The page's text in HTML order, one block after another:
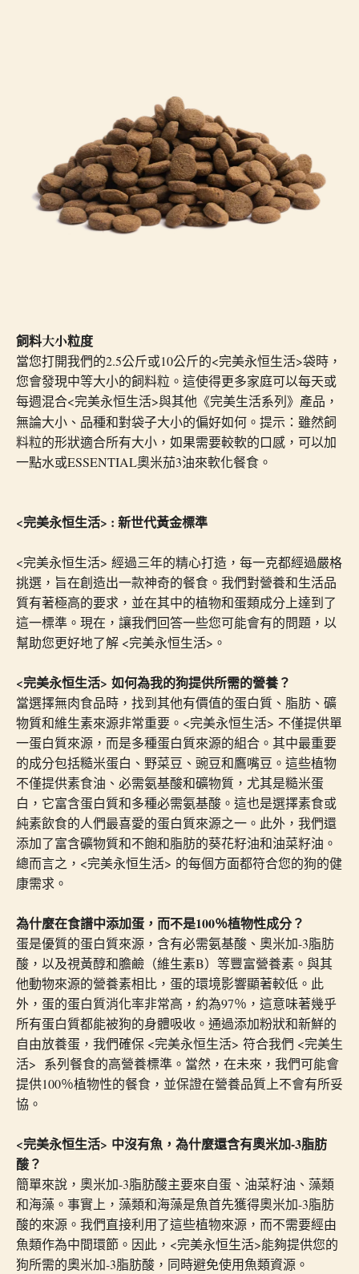
飼料大小粒度
當您打開我們的2.5公斤或10公斤的<完美永恒生活>袋時，
您會發現中等大小的飼料粒。這使得更多家庭可以每天或
每週混合<完美永恒生活>與其他 《完美生活系列》 產品 ，
無論大小、品種和對袋子大小的偏好如何。提示：雖然飼
料粒的形狀適合所有大小，如果需要較軟的口感，可以加
一點水或ESSENTIAL奧米茄3油來軟化餐食。
<完美永恒生活> : 新世代黃金標準
<完美永恒生活> 經過三年的精心打造，每一克都經過嚴格
挑選，旨在創造出一款神奇的餐食。我們對營養和生活品
質有著極高的要求，並在其中的植物和蛋類成分上達到了
這一標準。現在，讓我們回答一些您可能會有的問題，以
幫助您更好地了解 <完美永恒生活>。
<完美永恒生活> 如何為我的狗提供所需的營養？
當選擇無肉食品時，找到其他有價值的蛋白質、脂肪、礦
物質和維生素來源非常重要。<完美永恒生活> 不僅提供單
一蛋白質來源，而是多種蛋白質來源的組合。其中最重要
的成分包括糙米蛋白、野菜豆、豌豆和鷹嘴豆。這些植物
不僅提供素食油、必需氨基酸和礦物質，尤其是糙米蛋
白，它富含蛋白質和多種必需氨基酸。這也是選擇素食或
純素飲食的人們最喜愛的蛋白質來源之一。此外，我們還
添加了富含礦物質和不飽和脂肪的葵花籽油和油菜籽油。
總而言之，<完美永恒生活> 的每個方面都符合您的狗的健
康需求。
為什麼在食譜中添加蛋，而不是100％植物性成分？
蛋是優質的蛋白質來源，含有必需氨基酸、奧米加-3脂肪
酸，以及視黃醇和膽鹼（維生素B）等豐富營養素。與其
他動物來源的營養素相比，蛋的環境影響顯著較低。此
外，蛋的蛋白質消化率非常高，約為97％，這意味著幾乎
所有蛋白質都能被狗的身體吸收。通過添加粉狀和新鮮的
自由放養蛋，我們確保 <完美永恒生活> 符合我們 <完美生
活> 系列餐食的高營養標準。當然，在未來，我們可能會
提供100％植物性的餐食，並保證在營養品質上不會有所妥
協。
<完美永恒生活> 中沒有魚，為什麼還含有奧米加-3脂肪
酸？
簡單來說，奧米加-3脂肪酸主要來自蛋、油菜籽油、藻類
和海藻。事實上，藻類和海藻是魚首先獲得奧米加-3脂肪
酸的來源。我們直接利用了這些植物來源，而不需要經由
魚類作為中間環節。因此，<完美永恒生活>能夠提供您的
狗所需的奧米加-3脂肪酸，同時避免使用魚類資源。